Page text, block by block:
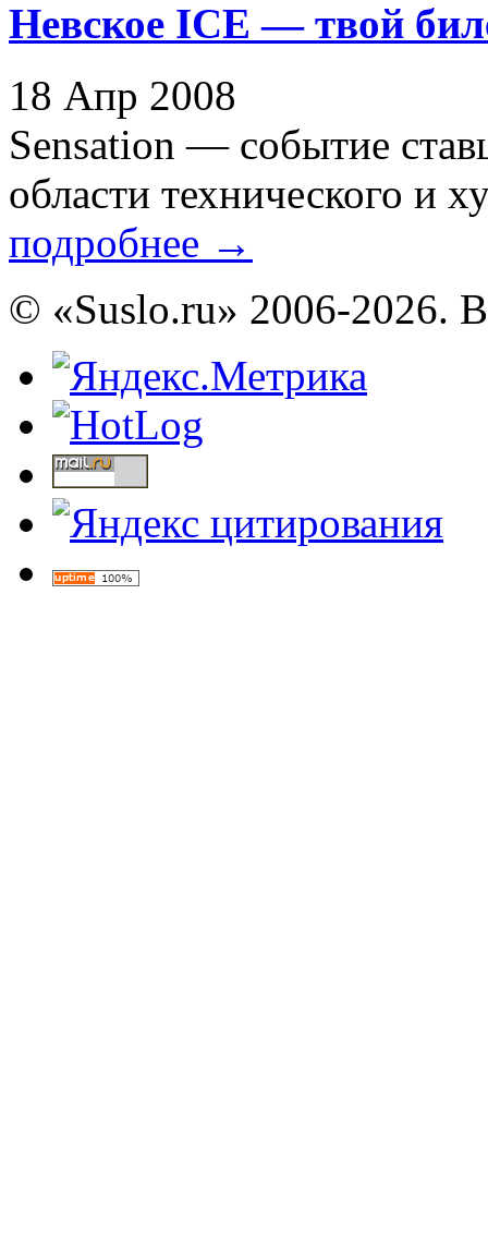
Невское ICE — твой
18 Апр 2008
Sensation — событие
области технического и
подробнее →
© «Suslo.ru» 2006-2026.